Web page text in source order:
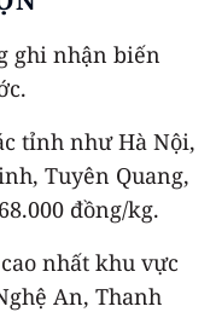
ghi nhận biến
tỉnh như Hà Nội,
Tuyên Quang,
đồng/kg.
nhất khu vực
An, Thanh